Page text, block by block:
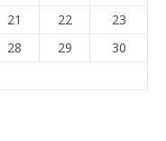
21 22
23
28 29
30